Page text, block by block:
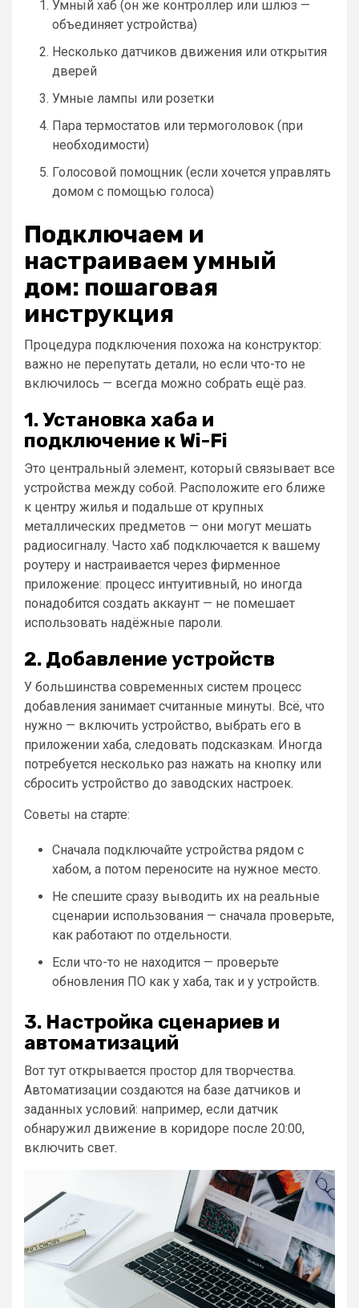
Умный хаб (он же контроллер или шлюз —
объединяет устройства)
Несколько датчиков движения или открытия
дверей
Умные лампы или розетки
Пара термостатов или термоголовок (при
необходимости)
Голосовой помощник (если хочется управлять
домом с помощью голоса)
Подключаем и
настраиваем умный
дом: пошаговая
инструкция
Процедура подключения похожа на конструктор:
важно не перепутать детали, но если что-то не
включилось — всегда можно собрать ещё раз.
1. Установка хаба и
подключение к Wi-Fi
Это центральный элемент, который связывает все
устройства между собой. Расположите его ближе
к центру жилья и подальше от крупных
металлических предметов — они могут мешать
радиосигналу. Часто хаб подключается к вашему
роутеру и настраивается через фирменное
приложение: процесс интуитивный, но иногда
понадобится создать аккаунт — не помешает
использовать надёжные пароли.
2. Добавление устройств
У большинства современных систем процесс
добавления занимает считанные минуты. Всё, что
нужно — включить устройство, выбрать его в
приложении хаба, следовать подсказкам. Иногда
потребуется несколько раз нажать на кнопку или
сбросить устройство до заводских настроек.
Советы на старте:
Сначала подключайте устройства рядом с
хабом, а потом переносите на нужное место.
Не спешите сразу выводить их на реальные
сценарии использования — сначала проверьте,
как работают по отдельности.
Если что-то не находится — проверьте
обновления ПО как у хаба, так и у устройств.
3. Настройка сценариев и
автоматизаций
Вот тут открывается простор для творчества.
Автоматизации создаются на базе датчиков и
заданных условий: например, если датчик
обнаружил движение в коридоре после 20:00,
включить свет.